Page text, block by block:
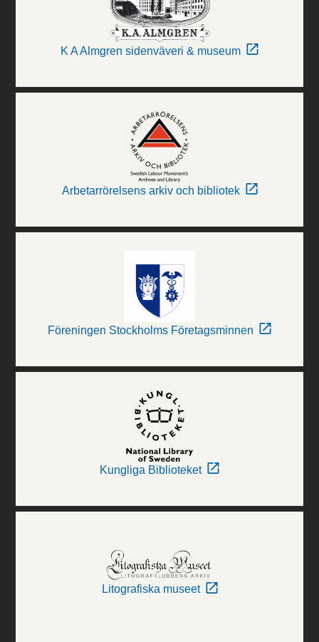
K A Almgren sidenväveri & museum
Arbetarrörelsens arkiv och bibliotek
Föreningen Stockholms Företagsminnen
Kungliga Biblioteket
Litografiska museet